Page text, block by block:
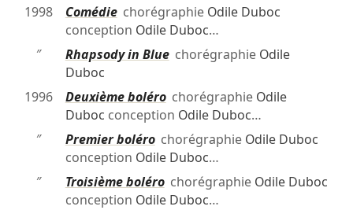
1998
Comédiechorégraphie Odile Duboc
conception Odile Duboc…
″
Rhapsody in Bluechorégraphie Odile
Duboc
1996
Deuxième bolérochorégraphie Odile
Duboc conception Odile Duboc…
″
Premier bolérochorégraphie Odile Duboc
conception Odile Duboc…
″
Troisième bolérochorégraphie Odile Duboc
conception Odile Duboc…